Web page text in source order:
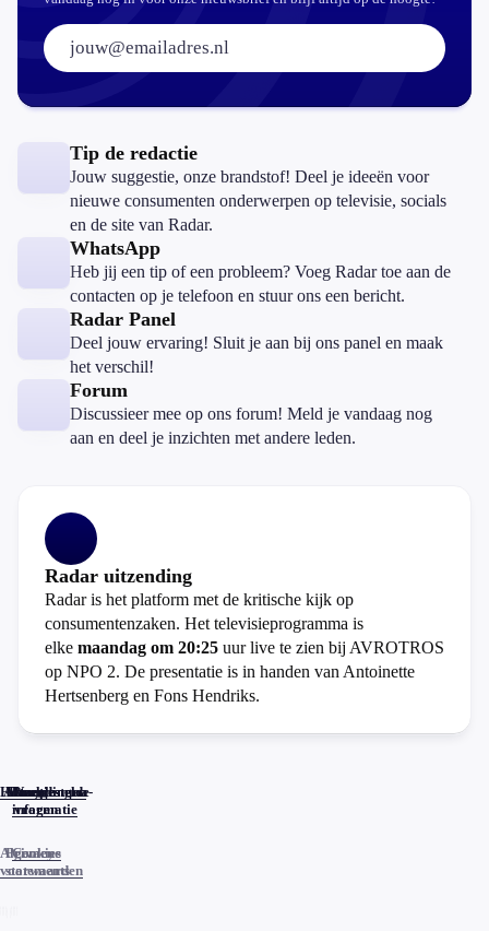
E-mailadres:
Tip de redactie
Jouw suggestie, onze brandstof! Deel je ideeën voor
nieuwe consumenten onderwerpen op televisie, socials
en de site van Radar.
WhatsApp
Heb jij een tip of een probleem? Voeg Radar toe aan de
contacten op je telefoon en stuur ons een bericht.
Radar Panel
Deel jouw ervaring! Sluit je aan bij ons panel en maak
het verschil!
Forum
Discussieer mee op ons forum! Meld je vandaag nog
aan en deel je inzichten met andere leden.
Radar uitzending
Radar is het platform met de kritische kijk op
consumentenzaken. Het televisieprogramma is
elke maandag om 20:25 uur live te zien bij AVROTROS
op NPO 2. De presentatie is in handen van Antoinette
Hertsenberg en Fons Hendriks.
Home
Actueel
Uitzendingen
Reacties
Programma-
informatie
Veelgestelde
vragen
Algemene
voorwaarden
Privacy
statements
Cookies